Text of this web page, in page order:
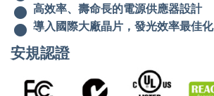
高效率、壽命長的電源供應器設計
導入國際大廠晶片，發光效率最佳化
安規認證